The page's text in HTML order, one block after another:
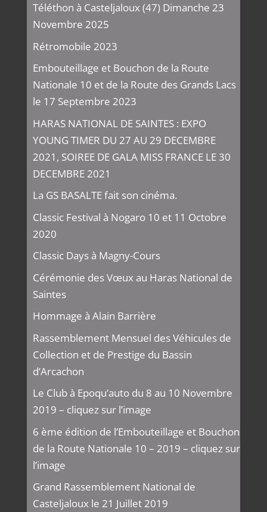
Téléthon à Casteljaloux (47) Dimanche 23
Novembre 2025
Rétromobile 2023
Embouteillage et Bouchon de la Route
Nationale 10 et de la Route des Grands Lacs
le 17 Septembre 2023
HARAS NATIONAL DE SAINTES : EXPO
YOUNG TIMER DU 27 AU 29 DECEMBRE
2021, SOIREE DE GALA MISS FRANCE LE 30
DECEMBRE 2021
La GS BASALTE fait son cinéma.
Classic Festival à Nogaro 10 et 11 Octobre
2020
Classic Days à Magny-Cours
Cérémonie des Vœux au Haras National de
Saintes
Hommage à Alain Barrière
Rassemblement Mensuel des Véhicules de
Collection et de Prestige du Bassin
d’Arcachon
Le Club à Epoqu’auto du 8 au 10 Novembre
2019 – cliquez sur l’image
6 ème édition de l’Embouteillage et Bouchon
de la Route Nationale 10 – 2019 – cliquez sur
l’image
Grand Rassemblement National de
Casteljaloux le 21 Juillet 2019